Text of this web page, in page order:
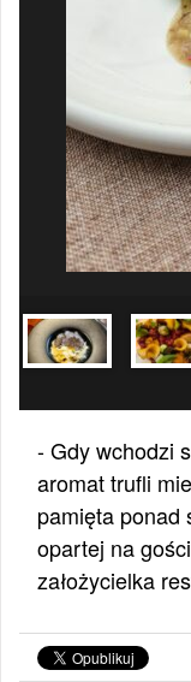
- Gdy wchodzi
aromat trufli
pamięta ponad
opartej na
założycielka